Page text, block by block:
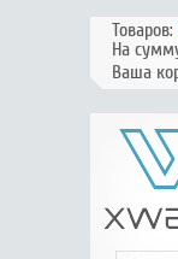
Товаров:
На
Ваша